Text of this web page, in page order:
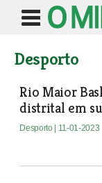
Desporto
Rio Maior
distrital em
Desporto | 11-01-2023